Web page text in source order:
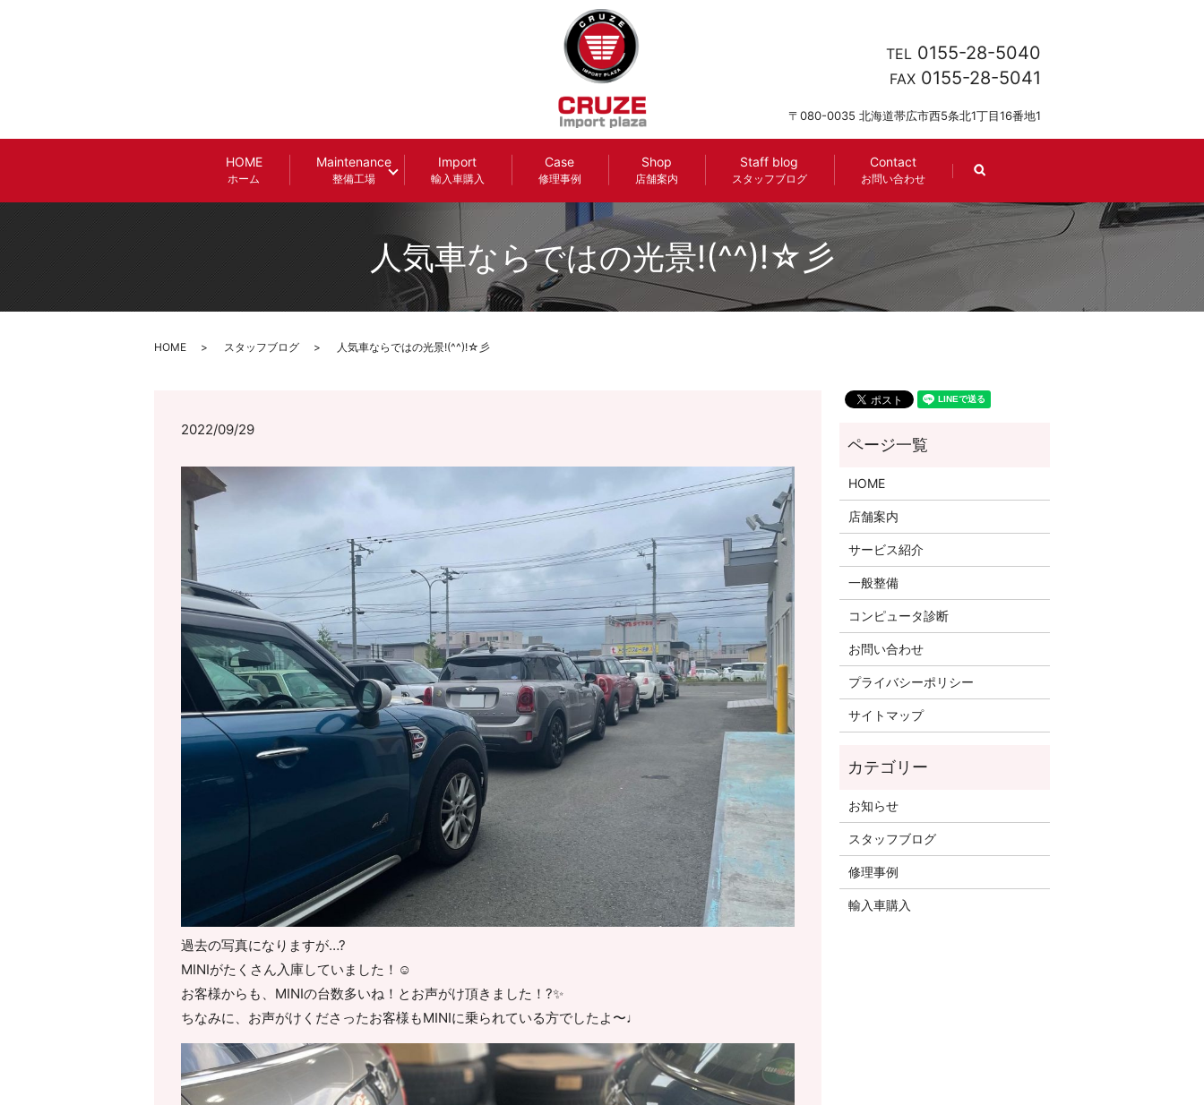
HOME
ホーム
Maintenance
整備工場
Import
輸入車購入
Case
修理事例
Shop
店舗案内
Staff blog
スタッフブログ
Contact
お問い合わせ search
TEL 0155-28-5040
FAX 0155-28-5041
〒080-0035 北海道帯広市西5条北1丁目16番地1
人気車ならではの光景!(^^)!☆彡
HOME スタッフブログ 人気車ならではの光景!(^^)!☆彡
2022/09/29
過去の写真になりますが…?
MINIがたくさん入庫していました！☺️
お客様からも、MINIの台数多いね！とお声がけ頂きました！?✨
ちなみに、お声がけくださったお客様もMINIに乗られている方でしたよ〜♩
HOME
店舗案内
サービス紹介
一般整備
コンピュータ診断
お問い合わせ
プライバシーポリシー
サイトマップ
お知らせ
スタッフブログ
修理事例
輸入車購入